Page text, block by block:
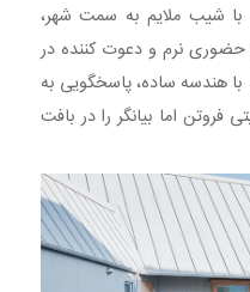
با شیب ملایم به سمت شهر،
حضوری نرم و دعوت کننده در
هندسه ساده، پاسخگویی به
اما بیانگر را در بافت